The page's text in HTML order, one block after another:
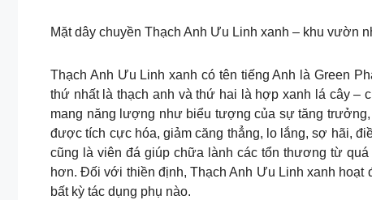
Mặt dây chuyền Thạch Anh Ưu Linh xanh – khu vườn
Thạch Anh Ưu Linh xanh có tên tiếng Anh là Green
thứ nhất là thạch anh và thứ hai là hợp xanh lá cây –
mang năng lượng như biểu tượng của sự tăng
được tích cực hóa, giảm căng thẳng, lo lắng, sợ hãi,
cũng là viên đá giúp chữa lành các tổn thương từ
hơn. Đối với thiền định, Thạch Anh Ưu Linh xanh hoạt
bất kỳ tác dụng phụ nào.